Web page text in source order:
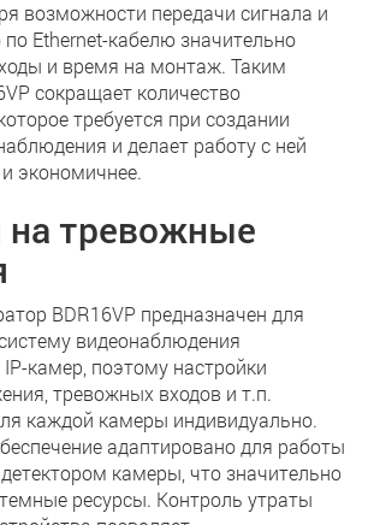
возможности передачи сигнала и
по Ethernet-кабелю значительно
и время на монтаж. Таким
сокращает количество
требуется при создании
и делает работу с ней
экономичнее.
на тревожные
BDR16VP предназначен для
видеонаблюдения
камер, поэтому настройки
тревожных входов и т.п.
каждой камеры индивидуально.
адаптировано для работы
камеры, что значительно
ресурсы. Контроль утраты